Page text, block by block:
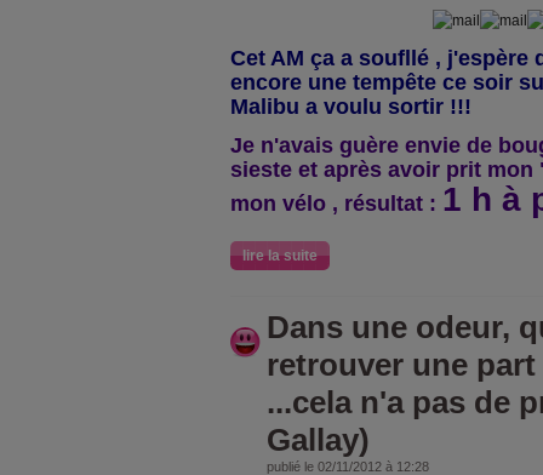
Cet AM ça a soufllé , j'espère
encore une tempête ce soir
Malibu a voulu sortir !!!
Je n'avais guère envie de
sieste et après avoir prit
mon vélo , résultat : 1 h à
lire la suite
Dans une odeur,
retrouver une
...cela n'a pas de
Gallay)
publié le 02/11/2012 à 12:28